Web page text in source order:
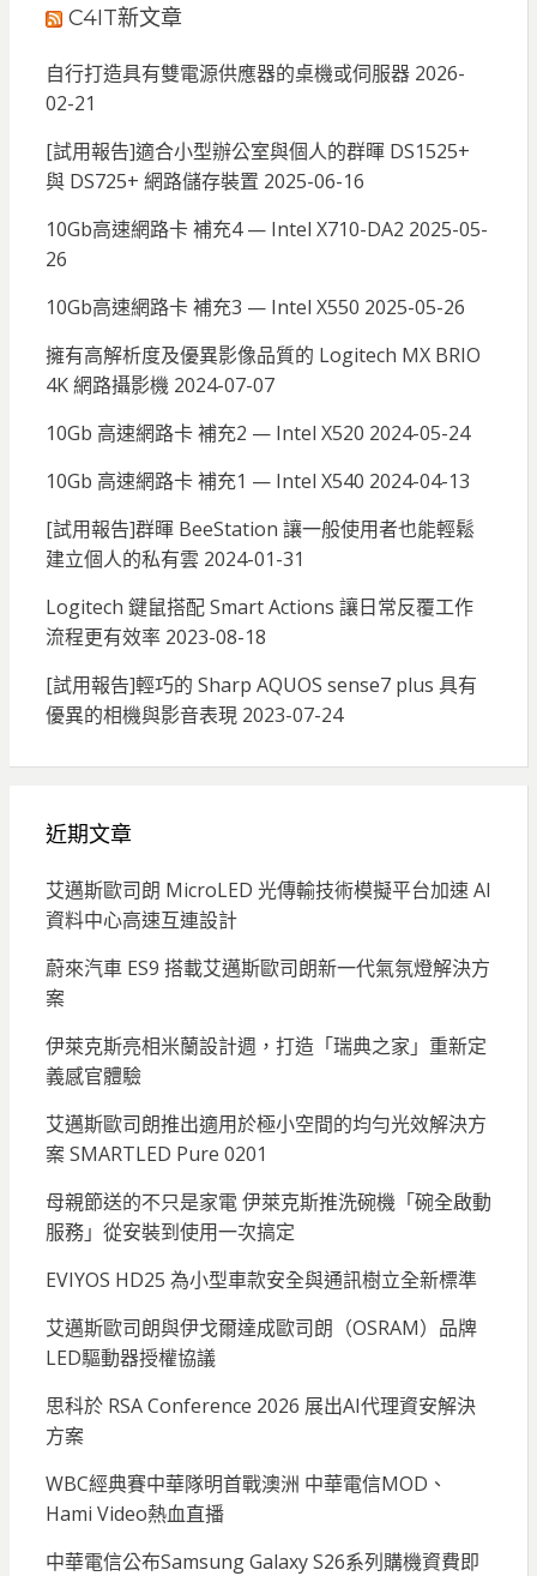
C4IT新文章
自行打造具有雙電源供應器的桌機或伺服器 2026-
02-21
[試用報告]適合小型辦公室與個人的群暉 DS1525+
與 DS725+ 網路儲存裝置 2025-06-16
10Gb高速網路卡 補充4 — Intel X710-DA2 2025-05-
26
10Gb高速網路卡 補充3 — Intel X550 2025-05-26
擁有高解析度及優異影像品質的 Logitech MX BRIO
4K 網路攝影機 2024-07-07
10Gb 高速網路卡 補充2 — Intel X520 2024-05-24
10Gb 高速網路卡 補充1 — Intel X540 2024-04-13
[試用報告]群暉 BeeStation 讓一般使用者也能輕鬆
建立個人的私有雲 2024-01-31
Logitech 鍵鼠搭配 Smart Actions 讓日常反覆工作
流程更有效率 2023-08-18
[試用報告]輕巧的 Sharp AQUOS sense7 plus 具有
優異的相機與影音表現 2023-07-24
近期文章
艾邁斯歐司朗 MicroLED 光傳輸技術模擬平台加速 AI
資料中心高速互連設計
蔚來汽車 ES9 搭載艾邁斯歐司朗新一代氣氛燈解決方
案
伊萊克斯亮相米蘭設計週，打造「瑞典之家」重新定
義感官體驗
艾邁斯歐司朗推出適用於極小空間的均勻光效解決方
案 SMARTLED Pure 0201
母親節送的不只是家電 伊萊克斯推洗碗機「碗全啟動
服務」從安裝到使用一次搞定
EVIYOS HD25 為小型車款安全與通訊樹立全新標準
艾邁斯歐司朗與伊戈爾達成歐司朗（OSRAM）品牌
LED驅動器授權協議
思科於 RSA Conference 2026 展出AI代理資安解決
方案
WBC經典賽中華隊明首戰澳洲 中華電信MOD、
Hami Video熱血直播
中華電信公布Samsung Galaxy S26系列購機資費即